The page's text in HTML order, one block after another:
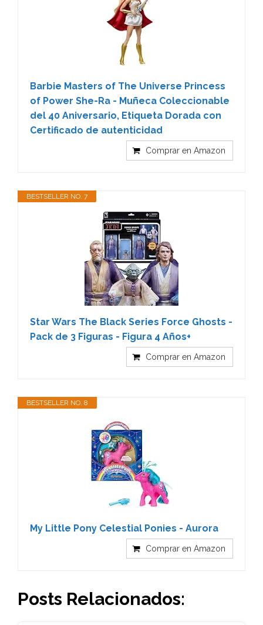
Barbie Masters of The Universe Princess
of Power She-Ra - Muñeca Coleccionable
del 40 Aniversario, Etiqueta Dorada con
Certificado de autenticidad
Comprar en Amazon
BESTSELLER NO. 7
Star Wars The Black Series Force Ghosts -
Pack de 3 Figuras - Figura 4 Años+
Comprar en Amazon
BESTSELLER NO. 8
My Little Pony Celestial Ponies - Aurora
Comprar en Amazon
Posts Relacionados: